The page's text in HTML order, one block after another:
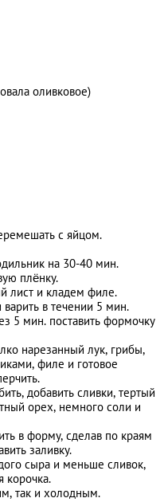
оливковое)
с яйцом.
на 30-40 мин.
плёнку.
лист и кладем филе.
варить в течении 5 мин.
5 мин. поставить формочку
нарезанный лук, грибы,
филе и готовое
добавить сливки, тертый
орех, немного соли и
в форму, сделав по краям
заливку.
сыра и меньше сливок,
корочка.
так и холодным.